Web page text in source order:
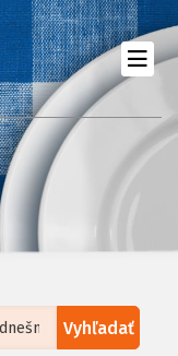
Vyhľadať
OpenStreetMap